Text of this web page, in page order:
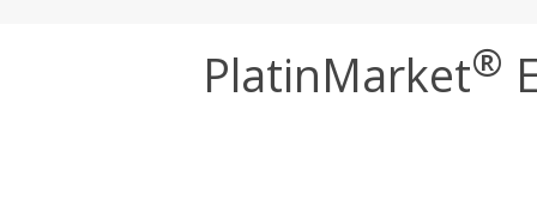
PlatinMarket®